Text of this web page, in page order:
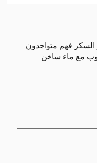
السكر فهم متواجدون
مع ماء ساخن